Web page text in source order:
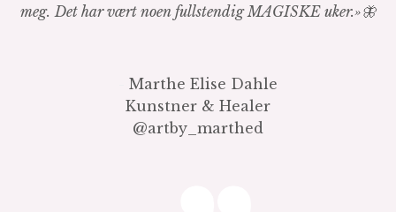
meg. Det har vært noen fullstendig MAGISKE uker.»🦋
Marthe Elise Dahle
Kunstner & Healer
@artby_marthed